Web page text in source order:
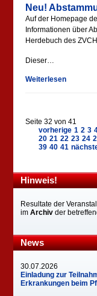
Neu!
Auf der Homepage
Informationen über
Herdebuch des
Dieser…
Weiterlesen
Seite 32 von 41
vorherige 1 2 3
20 21 22 23 24
39 40 41
Hinweis!
Resultate der
imArchiv der
News
30.07.2026
Einladung zur
Erkrankungen beim